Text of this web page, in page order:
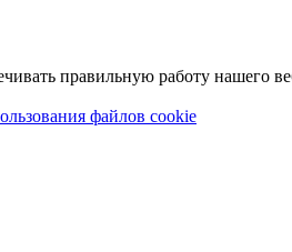
правильную работу нашего
файлов cookie